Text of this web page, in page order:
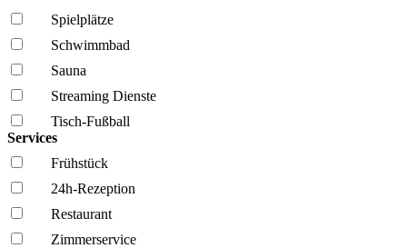
Spielplätze
Schwimmbad
Sauna
Streaming Dienste
Tisch-Fußball
Services
Frühstück
24h-Rezeption
Restaurant
Zimmerservice